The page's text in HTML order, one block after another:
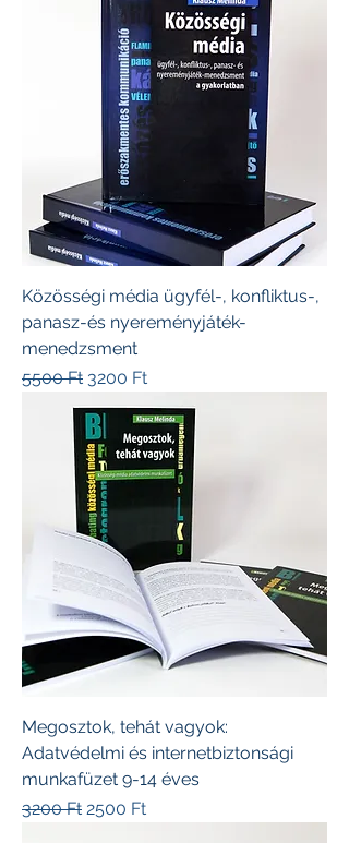
Közösségi média ügyfél-, konfliktus-,
panasz-és nyereményjáték-
menedzsment
Szokásos ár
5500 Ft Akciós ár
3200 Ft
Megosztok, tehát vagyok:
Adatvédelmi és internetbiztonsági
munkafüzet 9-14 éves
Szokásos ár
3200 Ft Akciós ár
2500 Ft